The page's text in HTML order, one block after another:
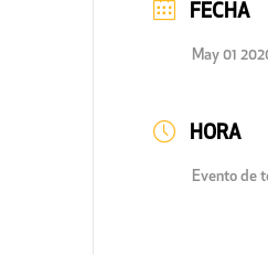
FECHA
May 01
HORA
Evento de